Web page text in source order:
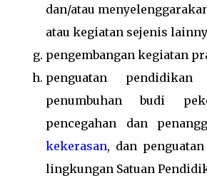
dan/atau
atau kegiatan sejenis
pengembangan kegiatan
penguatan
penumbuhan budi
pencegahan dan
kekerasan, dan
lingkungan Satuan